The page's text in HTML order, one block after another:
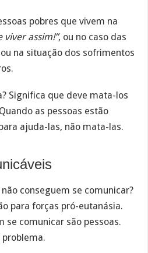
pobres que vivem na
viver assim!”, ou no caso das
na situação dos sofrimentos
Significa que deve mata-los
as pessoas estão
ajuda-las, não mata-las.
conseguem se comunicar?
para forças pró-eutanásia.
se comunicar são pessoas.
problema.